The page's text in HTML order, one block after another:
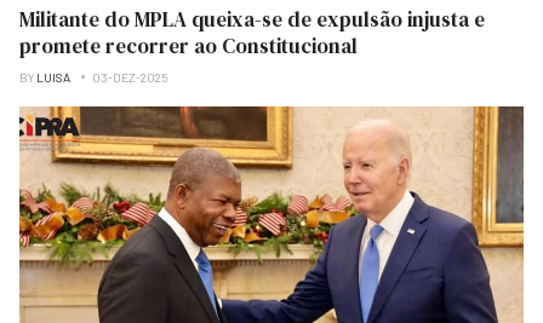
Militante do MPLA queixa-se de expulsão injusta e
promete recorrer ao Constitucional
BY LUISA 03-DEZ-2025